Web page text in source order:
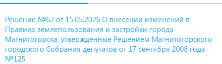
Решение №62 от 15.05.2026 О внесении изменений в
Правила землепользования и застройки города
Магнитогорска, утвержденные Решением Магнитогорского
городского Собрания депутатов от 17 сентября 2008 года
№125